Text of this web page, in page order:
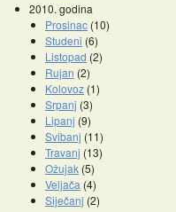
2010. godina
Prosinac (10)
Studeni (6)
Listopad (2)
Rujan (2)
Kolovoz (1)
Srpanj (3)
Lipanj (9)
Svibanj (11)
Travanj (13)
Ožujak (5)
Veljača (4)
Siječanj (2)